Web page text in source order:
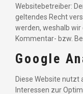
Websitebetreiber:
geltendes Recht
werden, weshalb
Kommentar- bzw.
Google
Diese Website
Interessen zur